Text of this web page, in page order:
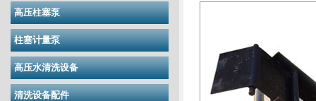
高压柱塞泵
柱塞计量泵
高压水清洗设备
清洗设备配件